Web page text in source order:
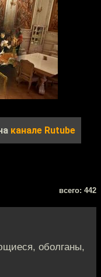
канале Rutube
всего: 442
оболганы,